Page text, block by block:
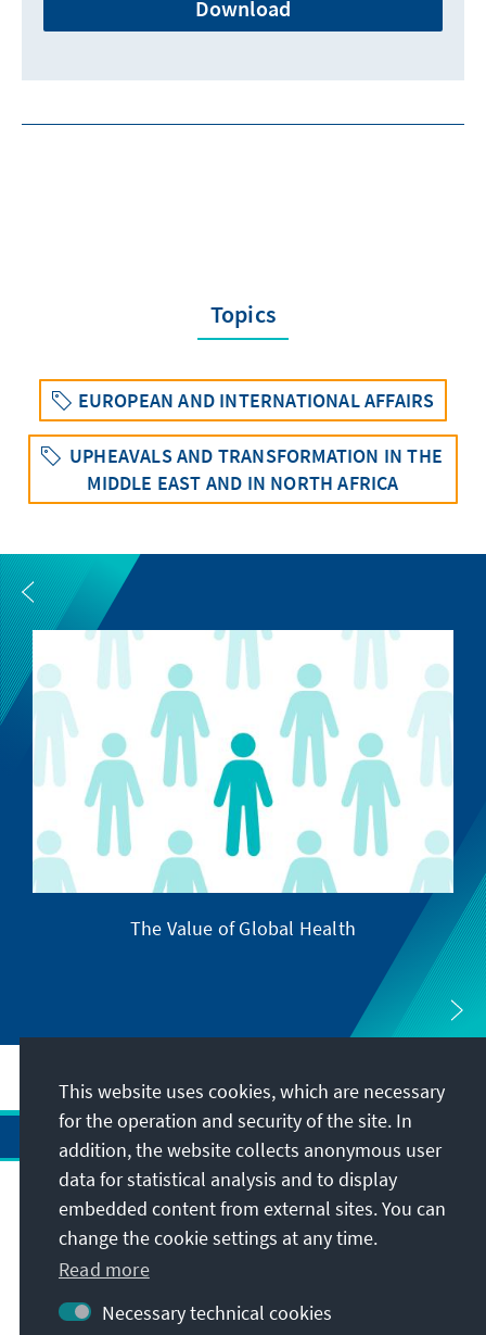
Download
Topics
EUROPEAN AND INTERNATIONAL AFFAIRS
UPHEAVALS AND TRANSFORMATION IN THE
MIDDLE EAST AND IN NORTH AFRICA
The Value of Global Health
Address
Contact
This website uses cookies, which are necessary
for the operation and security of the site. In
addition, the website collects anonymous user
data for statistical analysis and to display
embedded content from external sites. You can
change the cookie settings at any time.
Read more
Necessary technical cookies